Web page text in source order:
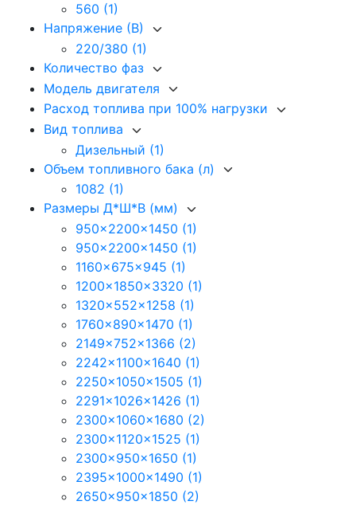
560 (1)
Напряжение (В)
220/380 (1)
Количество фаз
Модель двигателя
Расход топлива при 100% нагрузки
Вид топлива
Дизельный (1)
Объем топливного бака (л)
1082 (1)
Размеры Д*Ш*В (мм)
950x2200x1450 (1)
950x2200x1450 (1)
1160x675x945 (1)
1200x1850x3320 (1)
1320x552x1258 (1)
1760x890x1470 (1)
2149x752x1366 (2)
2242x1100x1640 (1)
2250x1050x1505 (1)
2291x1026x1426 (1)
2300x1060x1680 (2)
2300x1120x1525 (1)
2300x950x1650 (1)
2395x1000x1490 (1)
2650x950x1850 (2)